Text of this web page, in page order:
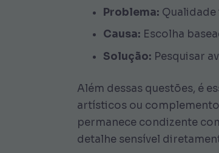
Problema: Qualidade
Causa: Escolha
Solução: Pesquisar
Além dessas questões, é
artísticos ou
permanece condizente
detalhe sensível